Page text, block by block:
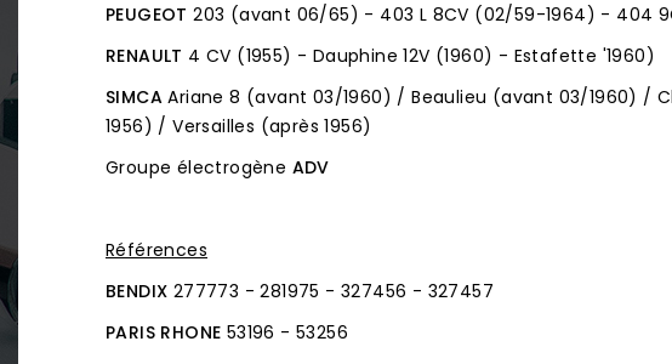
PEUGEOT203 (avant 06/65) - 403 L 8CV (02/59-1964) - 404
RENAULT 4 CV (1955) - Dauphine 12V (1960) - Estafette '1960)
SIMCA Ariane 8 (avant 03/1960) / Beaulieu (avant 03/1960) /
1956) / Versailles (après 1956)
Groupe électrogène ADV
Références
BENDIX 277773 - 281975 - 327456 - 327457
PARIS RHONE 53196 - 53256